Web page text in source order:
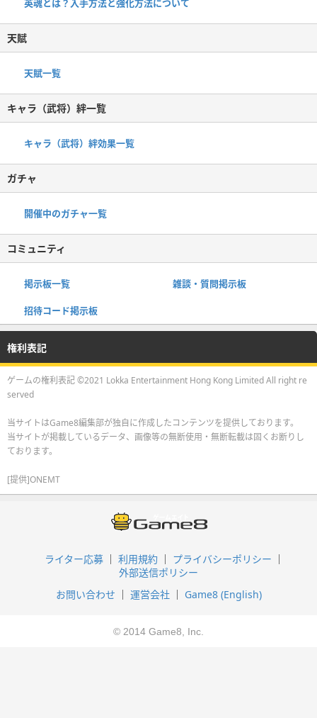
天賦
天賦一覧
キャラ（武将）絆一覧
キャラ（武将）絆効果一覧
ガチャ
開催中のガチャ一覧
コミュニティ
掲示板一覧 雑談・質問掲示板
招待コード掲示板
権利表記
ゲームの権利表記 ©2021 Lokka Entertainment Hong Kong Limited All right re
served
当サイトはGame8編集部が独自に作成したコンテンツを提供しております。
当サイトが掲載しているデータ、画像等の無断使用・無断転載は固くお断りし
ております。
[提供]ONEMT
ライター応募 利用規約
プライバシーポリシー
外部送信ポリシー
お問い合わせ
運営会社 Game8 (English)
© 2014 Game8, Inc.